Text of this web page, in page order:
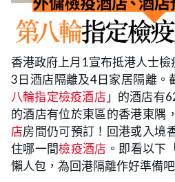
香港政府上月1宣布抵港人士
3日酒店隔離及4日家居隔離。
八輪指定檢疫酒店 」的酒店有
的酒店有位於東區的香港東隅
店房間仍可預訂！回港或入境
住哪一間檢疫酒店 。即看以下
懶人包，為回港隔離作好準備吧